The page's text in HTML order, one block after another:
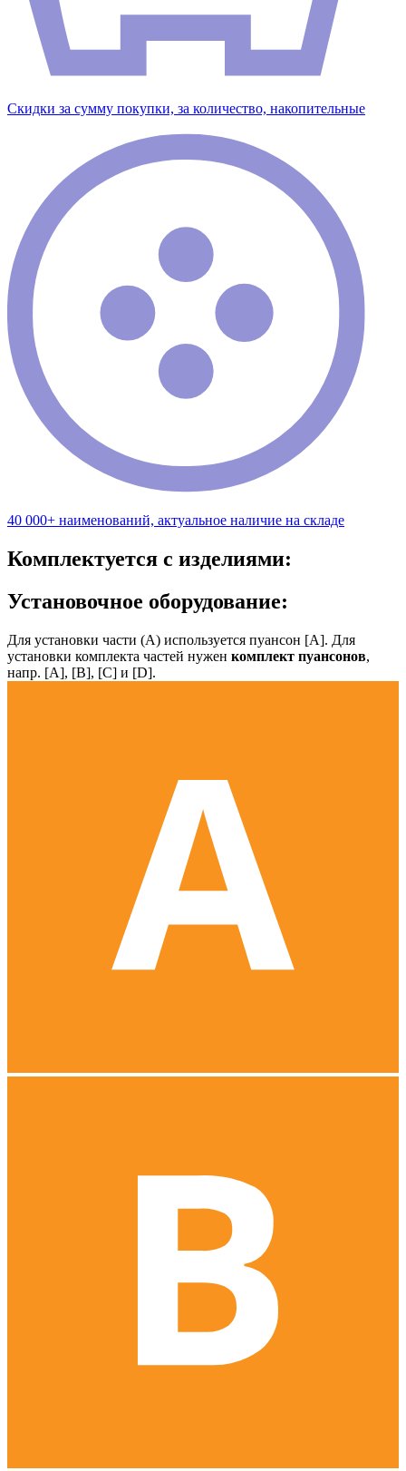
Скидки за сумму покупки, за количество, накопительные
40 000+ наименований, актуальное наличие на складе
Комплектуется с изделиями:
Установочное оборудование:
Для установки части (А) используется пуансон [А]. Для
установки комплекта частей нужен комплект пуансонов,
напр. [А], [B], [С] и [D].